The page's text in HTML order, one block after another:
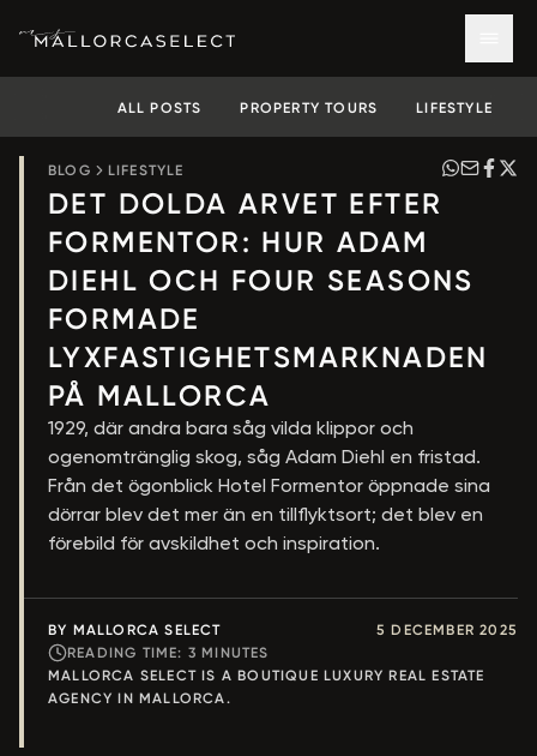
ALL POSTS PROPERTY TOURS LIFESTYLE
BLOG LIFESTYLE
DET DOLDA ARVET EFTER
FORMENTOR: HUR ADAM
DIEHL OCH FOUR SEASONS
FORMADE
LYXFASTIGHETSMARKNADEN
PÅ MALLORCA
1929, där andra bara såg vilda klippor och
ogenomtränglig skog, såg Adam Diehl en fristad.
Från det ögonblick Hotel Formentor öppnade sina
dörrar blev det mer än en tillflyktsort; det blev en
förebild för avskildhet och inspiration.
BY MALLORCA SELECT
5 DECEMBER 2025
READING TIME: 3 MINUTES
MALLORCA SELECT IS A BOUTIQUE LUXURY REAL ESTATE
AGENCY IN MALLORCA.